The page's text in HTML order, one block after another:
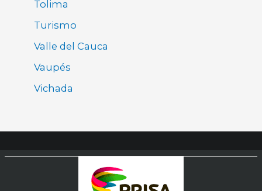
Tolima
Turismo
Valle del Cauca
Vaupés
Vichada